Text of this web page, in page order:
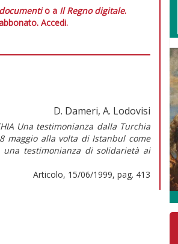
o a Il Regno digitale.
Accedi.
D. Dameri, A. Lodovisi
Una testimonianza dalla Turchia
maggio alla volta di Istanbul come
testimonianza di solidarietà ai
Articolo, 15/06/1999, pag. 413